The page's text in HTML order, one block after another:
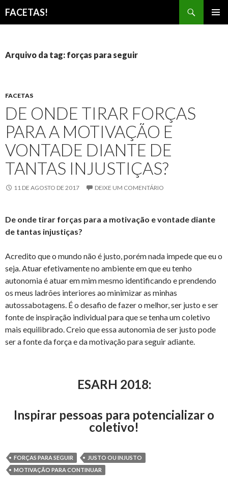
FACETAS!
CONTEÚDO
Arquivo da tag: forças para seguir
FACETAS
DE ONDE TIRAR FORÇAS
PARA A MOTIVAÇÃO E
VONTADE DIANTE DE
TANTAS INJUSTIÇAS?
11 DE AGOSTO DE 2017 DEIXE UM COMENTÁRIO
De onde tirar forças para a motivação e vontade diante
de tantas injustiças?
Acredito que o mundo não é justo, porém nada impede que eu o
seja. Atuar efetivamente no ambiente em que eu tenho
autonomia é atuar em mim mesmo identificando e prendendo
os meus ladrões interiores ao minimizar as minhas
autossabotagens. É o desafio de fazer o melhor, ser justo e ser
fonte de inspiração individual para que se tenha um coletivo
mais equilibrado. Creio que essa autonomia de ser justo pode
ser a fonte da força e da motivação para seguir adiante.
ESARH 2018:
Inspirar pessoas para potencializar o
coletivo!
FORÇAS PARA SEGUIR
JUSTO OU INJUSTO
MOTIVAÇÃO PARA CONTINUAR